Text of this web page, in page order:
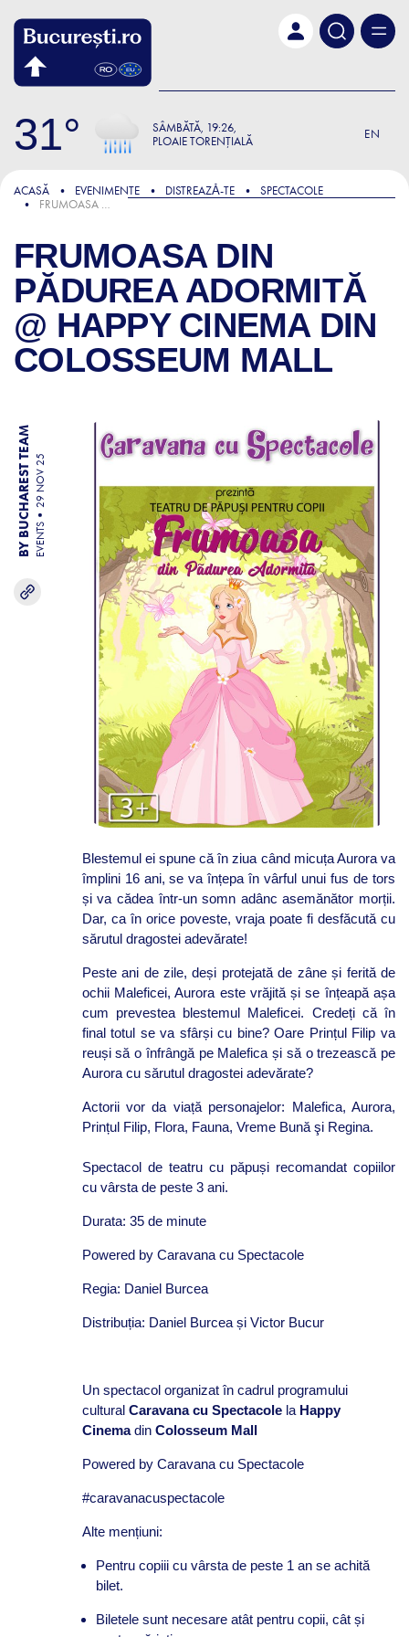
31 SÂMBĂTĂ 19:26
PLOAIE TORENȚIALĂ
EN
ACASĂ EVENIMENTE DISTREAZǍ-TE
SPECTACOLE
FRUMOASA DIN PĂDUREA ADORMITĂ @ HAPPY CINEMA DIN COLOSSEUM MALL
FRUMOASA DIN
PĂDUREA ADORMITĂ
@ HAPPY CINEMA DIN
COLOSSEUM MALL
BY BUCHAREST TEAM EVENTS
29 NOV 25
Blestemul ei spune că în ziua când micuța Aurora va
împlini 16 ani, se va înțepa în vârful unui fus de tors
și va cădea într-un somn adânc asemănător morții.
Dar, ca în orice poveste, vraja poate fi desfăcută cu
sărutul dragostei adevărate!
Peste ani de zile, deși protejată de zâne și ferită de
ochii Maleficei, Aurora este vrăjită și se înțeapă așa
cum prevestea blestemul Maleficei. Credeți că în
final totul se va sfârși cu bine? Oare Prințul Filip va
reuși să o înfrângă pe Malefica și să o trezească pe
Aurora cu sărutul dragostei adevărate?
Actorii vor da viață personajelor: Malefica, Aurora,
Prințul Filip, Flora, Fauna, Vreme Bună şi Regina.
Spectacol de teatru cu păpuși recomandat copiilor
cu vârsta de peste 3 ani.
Durata: 35 de minute
Powered by Caravana cu Spectacole
Regia: Daniel Burcea
Distribuția: Daniel Burcea și Victor Bucur
Un spectacol organizatîn cadrul programului
cultural Caravana cu Spectacole la Happy
CinemadinColosseum Mall
Powered by Caravana cu Spectacole
#caravanacuspectacole
Alte mențiuni:
Pentru copiii cu vârsta de peste 1 an se achită
bilet.
Biletele sunt necesare atât pentru copii, cât și